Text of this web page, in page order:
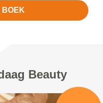
BOEK
Beauty